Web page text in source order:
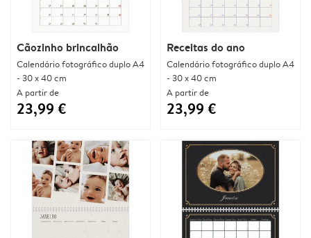
Cãozinho brincalhão
Calendário fotográfico duplo A4
- 30 x 40 cm
A partir de
23,99 €
Receitas do ano
Calendário fotográfico duplo A4
- 30 x 40 cm
A partir de
23,99 €